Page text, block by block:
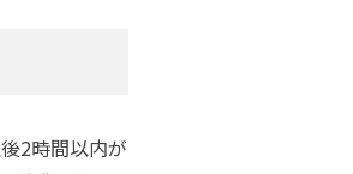
2時間以内が